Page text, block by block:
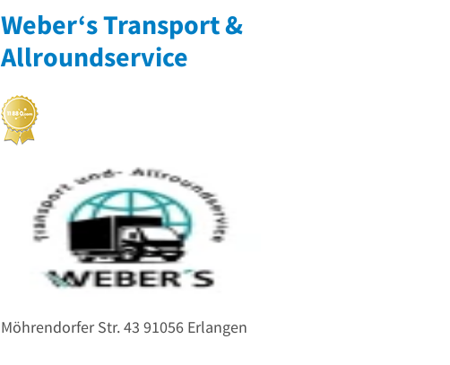
Weber‘s Transport &
Allroundservice
Möhrendorfer Str. 43 91056 Erlangen